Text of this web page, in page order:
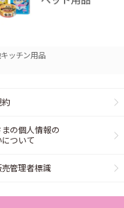
ッチン用品
約
まの個人情報の
ついて
管理者標識